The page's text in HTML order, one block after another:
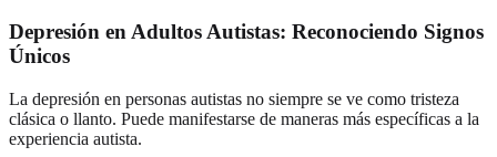
Depresión en Adultos Autistas: Reconociendo Signos
Únicos
La depresión en personas autistas no siempre se ve como tristeza
clásica o llanto. Puede manifestarse de maneras más específicas a la
experiencia autista.